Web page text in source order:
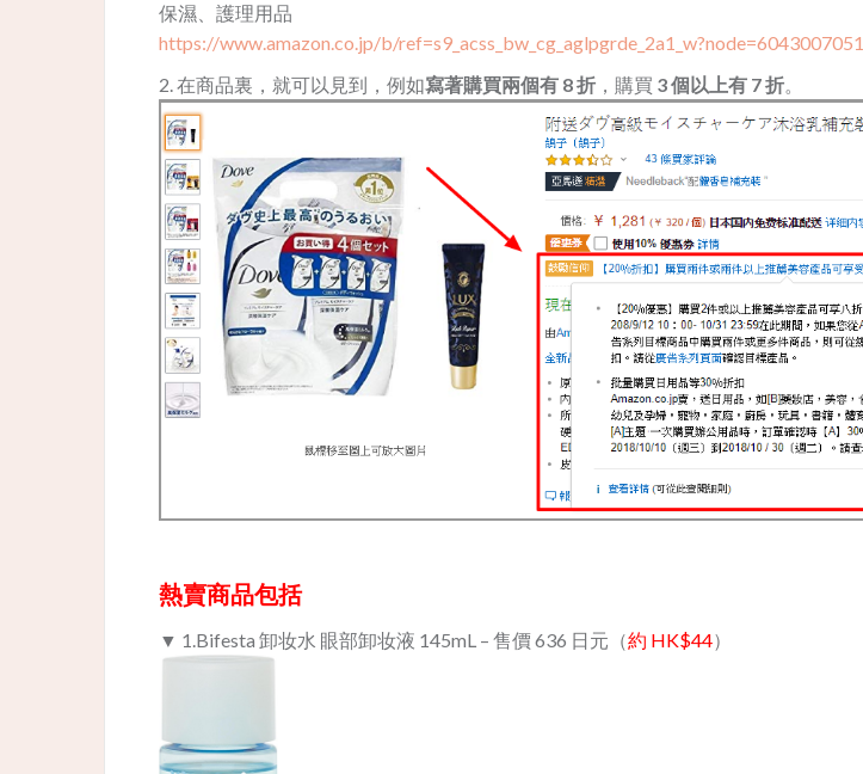
保濕、護理用品
https://www.amazon.co.jp/b/ref=s9_acss_bw_cg_aglpgrde_2a1_w?node=6043007051
2. 在商品裏，就可以見到，例如寫著購買兩個有 8 折 ，購買 3 個以上有 7 折。
熱賣商品包括
▼ 1.Bifesta 卸妆水 眼部卸妆液 145mL – 售價 636 日元（約 HK$44）